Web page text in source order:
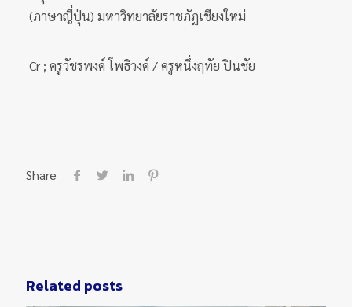
(ภาษาญี่ปุ่น) มหาวิทยาลัยราชภัฏเชียงใหม่
Cr ; ครูวัชรพงค์ โพธิวงค์ / ครูหนึ่งฤทัย ปินชัย
Share
Related posts